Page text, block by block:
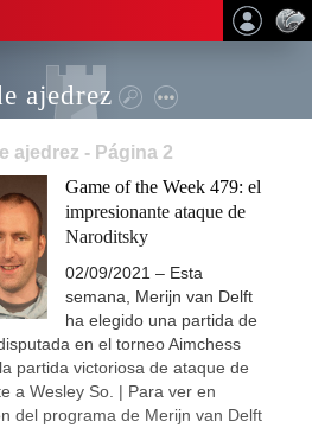
ajedrez
ajedrez - Página 2
Game of the Week 479: el
impresionante ataque de
Naroditsky
02/09/2021 – Esta
semana, Merijn van Delft
ha elegido una partida de
en el torneo Aimchess
partida victoriosa de ataque de
a Wesley So. | Para ver en
del programa de Merijn van Delft